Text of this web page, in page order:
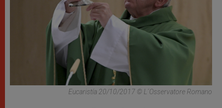
Eucaristía 20/10/2017 © L´Osservatore Romano